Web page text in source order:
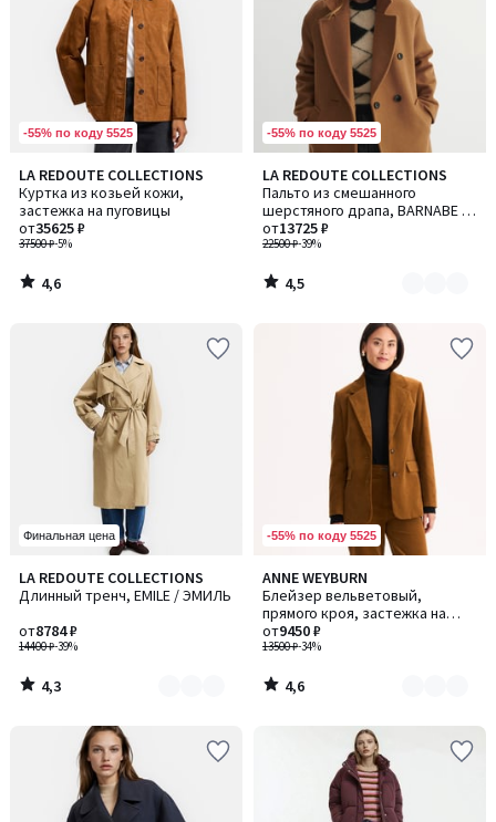
-55% по коду 5525
LA REDOUTE COLLECTIONS
Куртка из козьей кожи,
застежка на пуговицы
37500 ₽-5%
от35625 ₽
4,6
/ 5
4,6
/
-55% по коду 5525
LA REDOUTE COLLECTIONS
Пальто из смешанного
шерстяного драпа, BARNABE /
БАРНАБE
22500 ₽-39%
от13725 ₽
4,5
/ 5
Количество
цветов:
3
4,5
/
Финальная цена
LA REDOUTE COLLECTIONS
Длинный тренч, EMILE / ЭМИЛЬ
14400 ₽-39%
от8784 ₽
4,3
/ 5
Количество
цветов:
4,3
/
-55% по коду 5525
ANNE WEYBURN
Блейзер вельветовый,
прямого кроя, застежка на
пуговицах
13500 ₽-34%
от9450 ₽
4,6
/ 5
Количество
цветов:
3
4,6
/